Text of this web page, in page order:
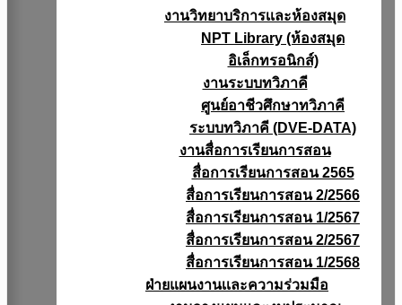
งานวิทยาบริการเเละห้องสมุด
NPT Library (ห้องสมุด
อิเล็กทรอนิกส์)
งานระบบทวิภาคี
ศูนย์อาชีวศึกษาทวิภาคี
ระบบทวิภาคี (DVE-DATA)
งานสื่อการเรียนการสอน
สื่อการเรียนการสอน 2565
สื่อการเรียนการสอน 2/2566
สื่อการเรียนการสอน 1/2567
สื่อการเรียนการสอน 2/2567
สื่อการเรียนการสอน 1/2568
ฝ่ายแผนงานเเละความร่วมมือ